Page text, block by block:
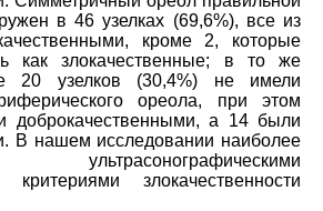
в 46 узелках (69,6%), все из
кроме 2, которые
как злокачественные; в то же
20 узелков (30,4%) не имели
ореола, при этом
доброкачественными, а 14 были
В нашем исследовании наиболее
ультрасонографическими
критериями злокачественности